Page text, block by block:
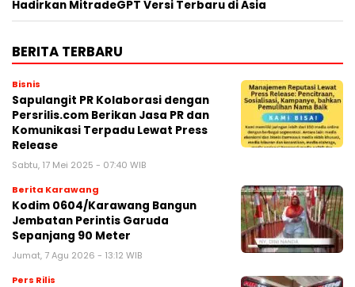
Hadirkan MitradeGPT Versi Terbaru di Asia
BERITA TERBARU
Bisnis
Sapulangit PR Kolaborasi dengan
Persrilis.com Berikan Jasa PR dan
Komunikasi Terpadu Lewat Press
Release
Sabtu, 17 Mei 2025 - 07:40 WIB
Berita Karawang
Kodim 0604/Karawang Bangun
Jembatan Perintis Garuda
Sepanjang 90 Meter
Jumat, 7 Agu 2026 - 13:12 WIB
Pers Rilis